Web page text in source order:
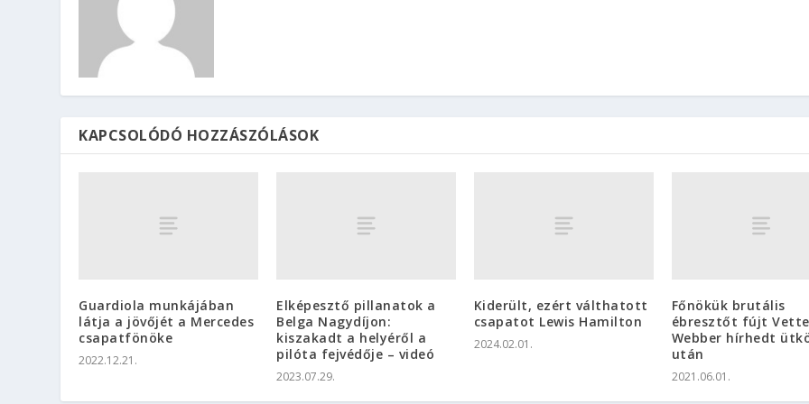
KAPCSOLÓDÓ HOZZÁSZÓLÁSOK
Guardiola munkájában
látja a jövőjét a Mercedes
csapatfönöke
2022.12.21.
Elképesztő pillanatok a
Belga Nagydíjon:
kiszakadt a helyéről a
pilóta fejvédője – videó
2023.07.29.
Kiderült, ezért válthatott
csapatot Lewis Hamilton
2024.02.01.
Főnökük brutális
ébresztőt fújt
Webber hírhedt
után
2021.06.01.